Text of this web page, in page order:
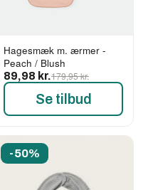
Hagesmæk m. ærmer -
Peach / Blush
89,98 kr.179,95 kr.
Se tilbud
-50%